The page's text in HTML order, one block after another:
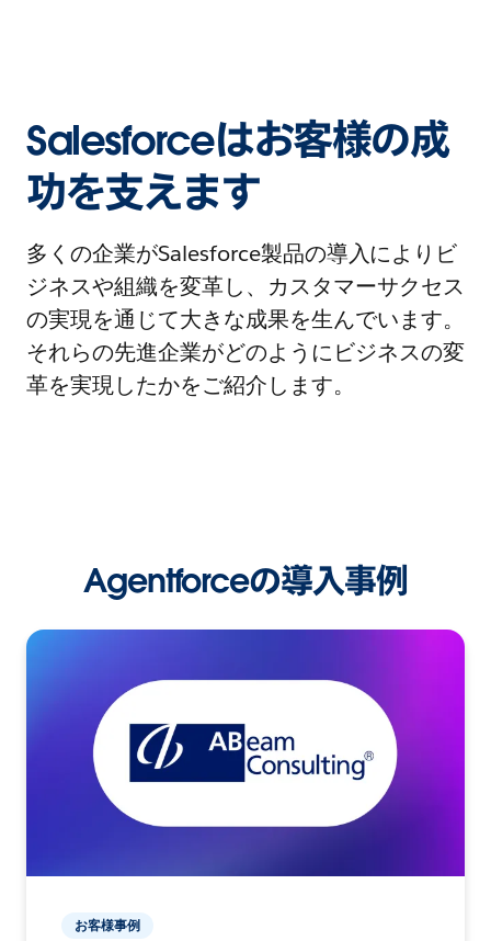
Salesforceはお客様の成
功を支えます
多くの企業がSalesforce製品の導入によりビ
ジネスや組織を変革し、カスタマーサクセス
の実現を通じて大きな成果を生んでいます。
それらの先進企業がどのようにビジネスの変
革を実現したかをご紹介します。
Agentforceの導入事例
お客様事例